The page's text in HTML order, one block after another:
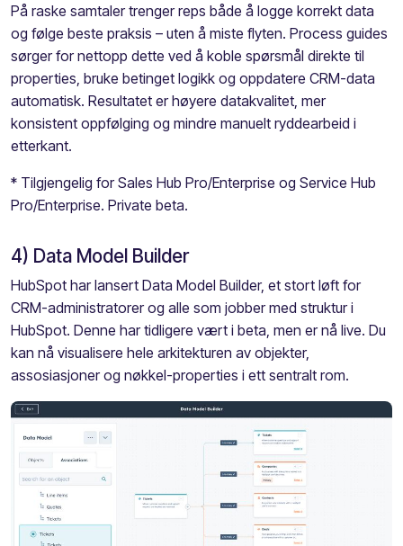
På raske samtaler trenger reps både å logge korrekt data
og følge beste praksis – uten å miste flyten. Process guides
sørger for nettopp dette ved å koble spørsmål direkte til
properties, bruke betinget logikk og oppdatere CRM-data
automatisk. Resultatet er høyere datakvalitet, mer
konsistent oppfølging og mindre manuelt ryddearbeid i
etterkant.
* Tilgjengelig for Sales Hub Pro/Enterprise og Service Hub
Pro/Enterprise. Private beta.
4) Data Model Builder
HubSpot har lansert Data Model Builder, et stort løft for
CRM-administratorer og alle som jobber med struktur i
HubSpot. Denne har tidligere vært i beta, men er nå live. Du
kan nå visualisere hele arkitekturen av objekter,
assosiasjoner og nøkkel-properties i ett sentralt rom.